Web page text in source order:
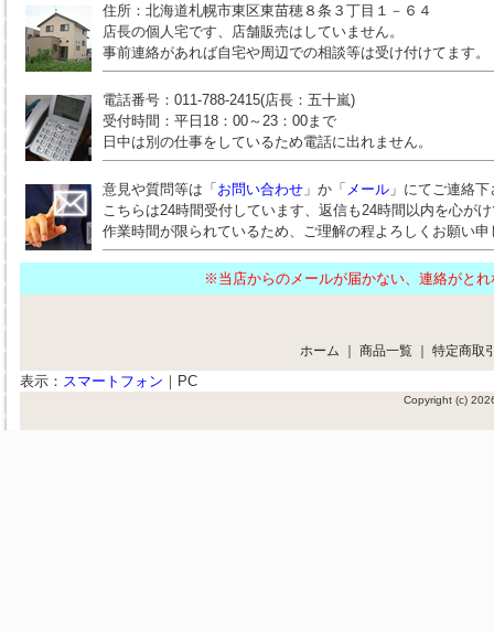
住所：北海道札幌市東区東苗穂８条３丁目１－６４
店長の個人宅です、店舗販売はしていません。
事前連絡があれば自宅や周辺での相談等は受け付けてます。
電話番号：011-788-2415(店長：五十嵐)
受付時間：平日18：00～23：00まで
日中は別の仕事をしているため電話に出れません。
意見や質問等は「 お問い合わせ 」か「 メール 」にてご連絡
こちらは24時間受付しています、返信も24時間以内を心が
作業時間が限られているため、ご理解の程よろしくお願い申
※当店からのメールが届かない、連絡が
ホーム ｜ 商品一覧 ｜ 特定商取
表示： スマートフォン ｜ PC
Copyright (c)